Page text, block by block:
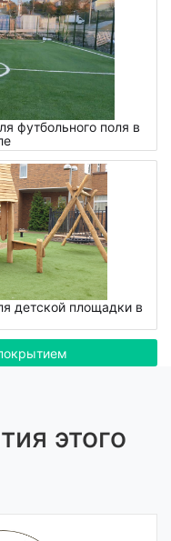
футбольного поля в
детской площадки в
этого